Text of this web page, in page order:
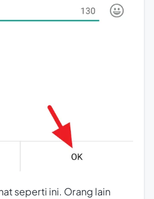
seperti ini. Orang lain